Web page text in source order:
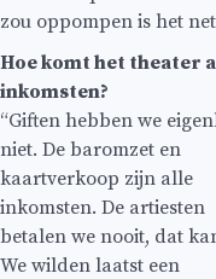
zou oppompen is het
Hoe komt het theater
inkomsten?
“Giften hebben we
niet. De baromzet en
kaartverkoop zijn alle
inkomsten. De artiesten
betalen we nooit, dat
We wilden laatst een